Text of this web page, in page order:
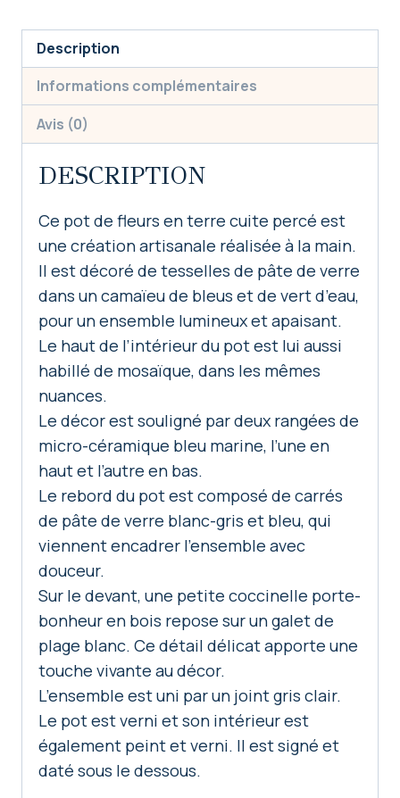
mosaïque
"Azur"
Description
Informations complémentaires
Avis (0)
DESCRIPTION
Ce pot de fleurs en terre cuite percé est
une création artisanale réalisée à la main.
Il est décoré de tesselles de pâte de verre
dans un camaïeu de bleus et de vert d’eau,
pour un ensemble lumineux et apaisant.
Le haut de l’intérieur du pot est lui aussi
habillé de mosaïque, dans les mêmes
nuances.
Le décor est souligné par deux rangées de
micro-céramique bleu marine, l’une en
haut et l’autre en bas.
Le rebord du pot est composé de carrés
de pâte de verre blanc-gris et bleu, qui
viennent encadrer l’ensemble avec
douceur.
Sur le devant, une petite coccinelle porte-
bonheur en bois repose sur un galet de
plage blanc. Ce détail délicat apporte une
touche vivante au décor.
L’ensemble est uni par un joint gris clair.
Le pot est verni et son intérieur est
également peint et verni. Il est signé et
daté sous le dessous.